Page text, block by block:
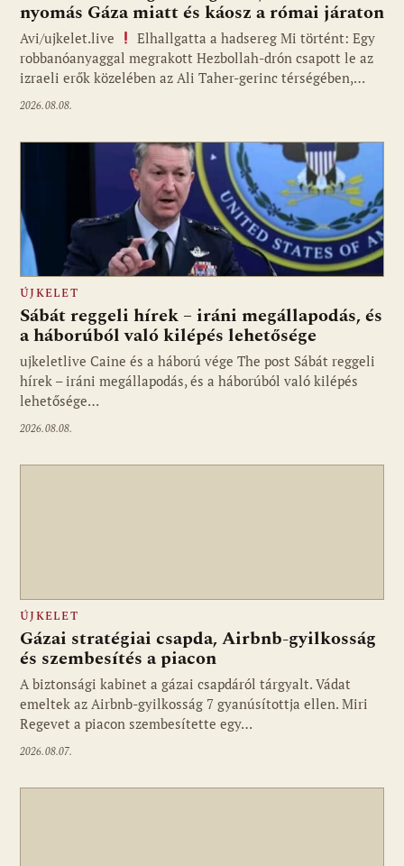
nyomás Gáza miatt és káosz a római járaton
Avi/ujkelet.live
Elhallgatta a hadsereg Mi történt: Egy
robbanóanyaggal megrakott Hezbollah-drón csapott le az
izraeli erők közelében az Ali Taher-gerinc térségében,…
2026.08.08.
Fotó: ujkelet.live
ÚJKELET
Sábát reggeli hírek – iráni megállapodás, és
a háborúból való kilépés lehetősége
ujkeletlive Caine és a háború vége The post Sábát reggeli
hírek – iráni megállapodás, és a háborúból való kilépés
lehetősége…
2026.08.08.
ÚJKELET
Gázai stratégiai csapda, Airbnb-gyilkosság
és szembesítés a piacon
A biztonsági kabinet a gázai csapdáról tárgyalt. Vádat
emeltek az Airbnb-gyilkosság 7 gyanúsítottja ellen. Miri
Regevet a piacon szembesítette egy…
2026.08.07.